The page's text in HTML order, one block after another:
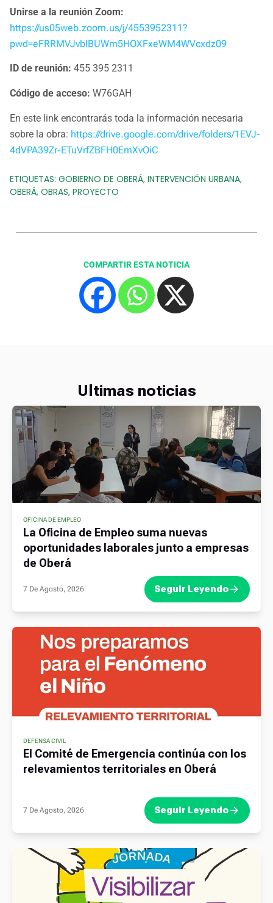
Unirse a la reunión Zoom:
https://us05web.zoom.us/j/4553952311?
pwd=eFRRMVJvblBUWm5HOXFxeWM4WVcxdz09
ID de reunión: 455 395 2311
Código de acceso: W76GAH
En este link encontrarás toda la información necesaria
sobre la obra: https://drive.google.com/drive/folders/1EVJ-
4dVPA39Zr-ETuVrfZBFH0EmXvOiC
ETIQUETAS: GOBIERNO DE OBERÁ, INTERVENCIÓN URBANA,
OBERÁ, OBRAS, PROYECTO
COMPARTIR ESTA NOTICIA
Ultimas noticias
OFICINA DE EMPLEO
La Oficina de Empleo suma nuevas
oportunidades laborales junto a empresas
de Oberá
7 De Agosto, 2026 Seguir Leyendo
DEFENSA CIVIL
El Comité de Emergencia continúa con los
relevamientos territoriales en Oberá
7 De Agosto, 2026 Seguir Leyendo